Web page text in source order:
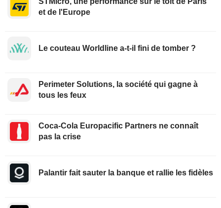
et de l'Europe
Le couteau Worldline a-t-il fini de tomber ?
Perimeter Solutions, la société qui gagne à
tous les feux
Coca-Cola Europacific Partners ne connaît
pas la crise
Palantir fait sauter la banque et rallie les fidèles